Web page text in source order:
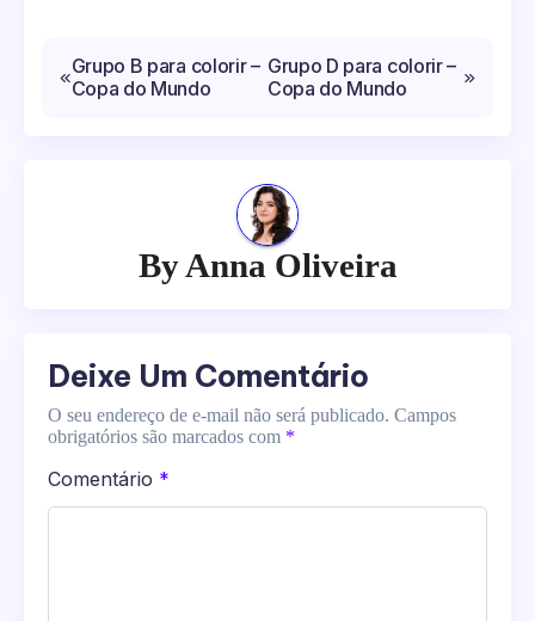
Navegação
de
Grupo B para colorir –
Copa do Mundo
Grupo D para colorir –
Copa do Mundo
ByAnna Oliveira
Deixe Um Comentário
O seu endereço de e-mail não será publicado. Campos
obrigatórios são marcados com *
Comentário *